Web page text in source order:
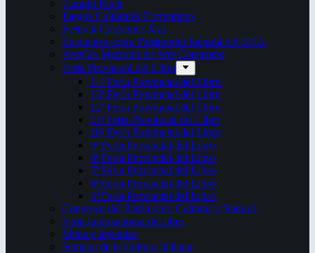
Taragüi Rock
Juegos Culturales Correntinos
Festival Corrientes Jazz
Encuentro sobre Patrimonio Integral del NEA
ArteCo. Mercado de Arte Corrientes
Feria Provincial del Libro
14ª Feria Provincial del Libro
13ª Feria Provincial del Libro
12ª Feria Provincial del Libro
11ª Feria Provincial del Libro
10ª Feria Provincial del Libro
9ª Feria Provincial del Libro
8ª Feria Provincial del Libro
7ª Feria Provincial del Libro
6ª Feria Provincial del Libro
5ª Feria Provincial del Libro
Congreso del Patrimonio Cultural y Natural
Feria Internacional del libro
Mitos y leyendas
Semana de la Cultura Italiana